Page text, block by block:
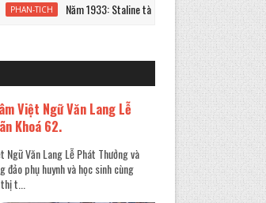
Năm 1933: Staline tàn sát 7 triệu người Ukraine
Việt Ngữ Văn Lang Lễ
Khoá 62.
Ngữ Văn Lang Lễ Phát Thưởng và
đảo phụ huynh và học sinh cùng
t...